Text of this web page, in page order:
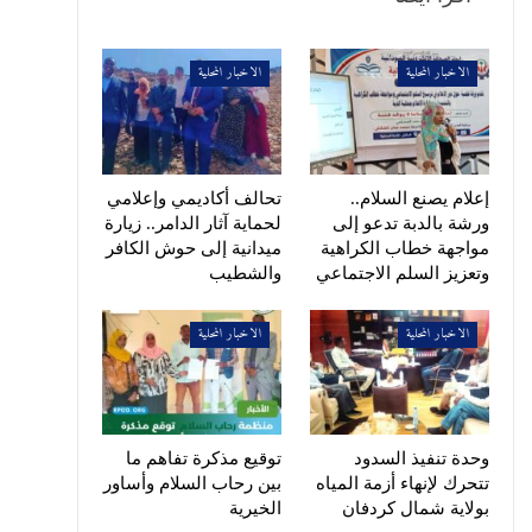
الاخبار المحلية
إعلام يصنع السلام..
ورشة بالدبة تدعو إلى
مواجهة خطاب الكراهية
وتعزيز السلم الاجتماعي
الاخبار المحلية
تحالف أكاديمي وإعلامي
لحماية آثار الدامر.. زيارة
ميدانية إلى حوش الكافر
والشطيب
الاخبار المحلية
وحدة تنفيذ السدود
تتحرك لإنهاء أزمة المياه
بولاية شمال كردفان
الاخبار المحلية
توقيع مذكرة تفاهم ما
بين رحاب السلام وأساور
الخيرية